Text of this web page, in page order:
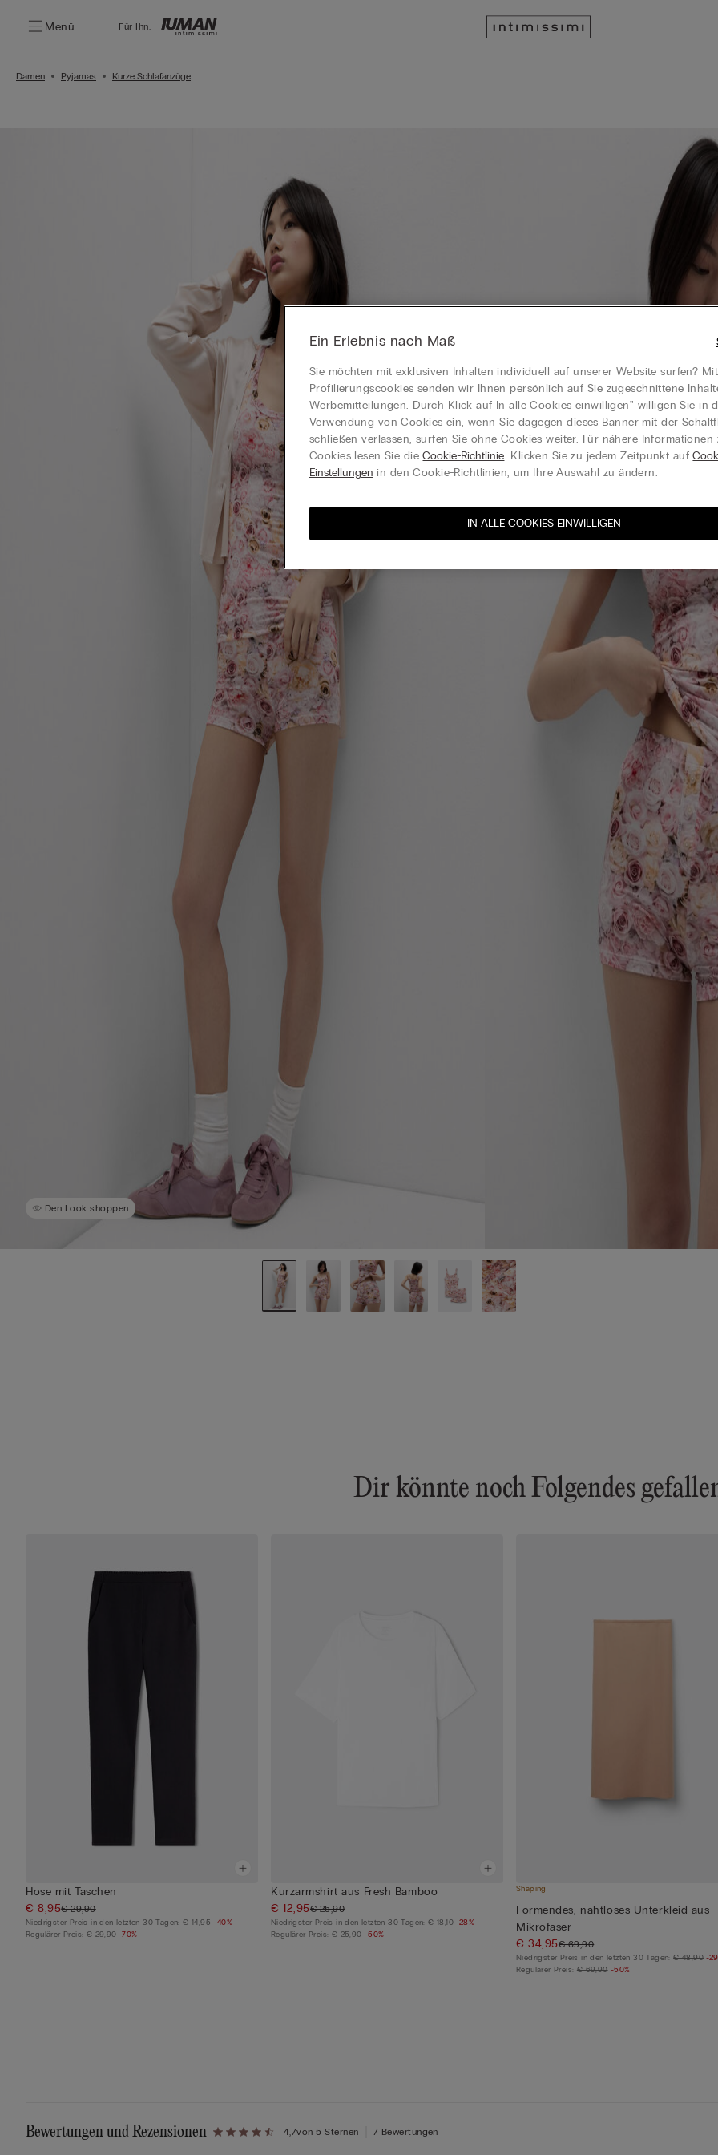
Menü Für Ihn:
Damen Pyjamas Kurze Schlafanzüge
Den Look shoppen
Dir könnte noch Folgendes
Hose mit Taschen
€ 8,95€ 29,90
Niedrigster Preis in den letzten 30 Tagen:€ 14,95 -40%
Regulärer Preis: € 29,90 -70%
Kurzarmshirt aus Fresh Bamboo
€ 12,95€ 25,90
Niedrigster Preis in den letzten 30 Tagen:€ 18,10 -28%
Regulärer Preis: € 25,90 -50%
Shaping
Formendes, nahtloses Unterkleid aus
Mikrofaser
€ 34,95€ 69,90
Niedrigster Preis in den letzten 30 Tagen:€ 48,90 -
Regulärer Preis: € 69,90 -50%
Bewertungen und Rezensionen 4,7von 5 Sternen 7 Bewertungen
Ein Erlebnis nach Maß
Sie möchten mit exklusiven Inhalten individuell auf unserer Website surfen?
Profilierungscookies senden wir Ihnen persönlich auf Sie zugeschnittene
Werbemitteilungen. Durch Klick auf In alle Cookies einwilligen‟ willigen Sie in
Verwendung von Cookies ein, wenn Sie dagegen dieses Banner mit der
schließen verlassen, surfen Sie ohne Cookies weiter. Für nähere Informationen
Cookies lesen Sie dieCookie-Richtlinie. Klicken Sie zu jedem Zeitpunkt auf
Einstellungen in den Cookie-Richtlinien, um Ihre Auswahl zu ändern.
IN ALLE COOKIES EINWILLIGEN